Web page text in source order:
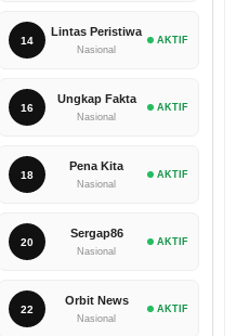
14
Lintas Peristiwa
Nasional
AKTIF
16
Ungkap Fakta
Nasional
AKTIF
18
Pena Kita
Nasional
AKTIF
20
Sergap86
Nasional
AKTIF
22
Orbit News
Nasional
AKTIF